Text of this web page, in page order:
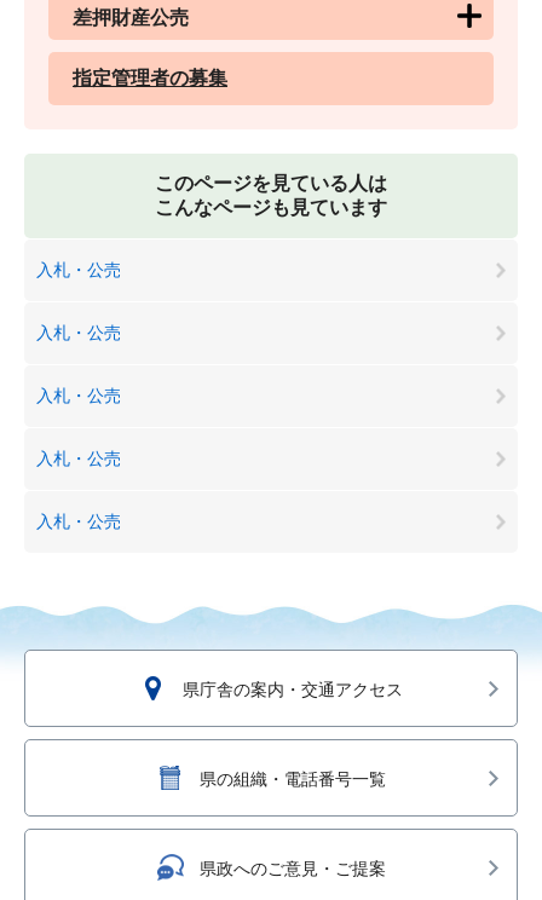
差押財産公売
指定管理者の募集
このページを見ている人は
こんなページも見ています
入札・公売
入札・公売
入札・公売
入札・公売
入札・公売
県庁舎の案内・交通アクセス
県の組織・電話番号一覧
県政へのご意見・ご提案